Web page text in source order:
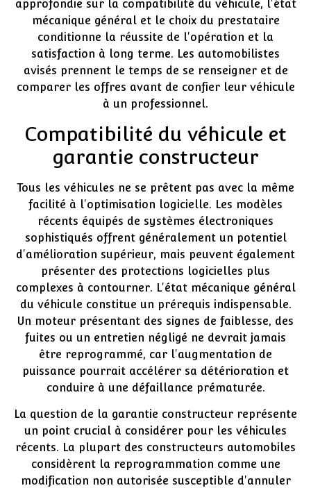
approfondie sur la compatibilité du véhicule, l'état
mécanique général et le choix du prestataire
conditionne la réussite de l'opération et la
satisfaction à long terme. Les automobilistes
avisés prennent le temps de se renseigner et de
comparer les offres avant de confier leur véhicule
à un professionnel.
Compatibilité du véhicule et
garantie constructeur
Tous les véhicules ne se prêtent pas avec la même
facilité à l'optimisation logicielle. Les modèles
récents équipés de systèmes électroniques
sophistiqués offrent généralement un potentiel
d'amélioration supérieur, mais peuvent également
présenter des protections logicielles plus
complexes à contourner. L'état mécanique général
du véhicule constitue un prérequis indispensable.
Un moteur présentant des signes de faiblesse, des
fuites ou un entretien négligé ne devrait jamais
être reprogrammé, car l'augmentation de
puissance pourrait accélérer sa détérioration et
conduire à une défaillance prématurée.
La question de la garantie constructeur représente
un point crucial à considérer pour les véhicules
récents. La plupart des constructeurs automobiles
considèrent la reprogrammation comme une
modification non autorisée susceptible d'annuler